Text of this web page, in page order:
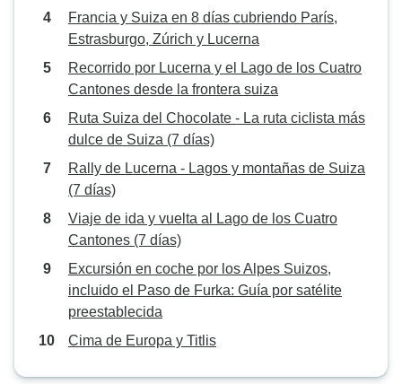
Francia y Suiza en 8 días cubriendo París,
Estrasburgo, Zúrich y Lucerna
Recorrido por Lucerna y el Lago de los Cuatro
Cantones desde la frontera suiza
Ruta Suiza del Chocolate - La ruta ciclista más
dulce de Suiza (7 días)
Rally de Lucerna - Lagos y montañas de Suiza
(7 días)
Viaje de ida y vuelta al Lago de los Cuatro
Cantones (7 días)
Excursión en coche por los Alpes Suizos,
incluido el Paso de Furka: Guía por satélite
preestablecida
Cima de Europa y Titlis